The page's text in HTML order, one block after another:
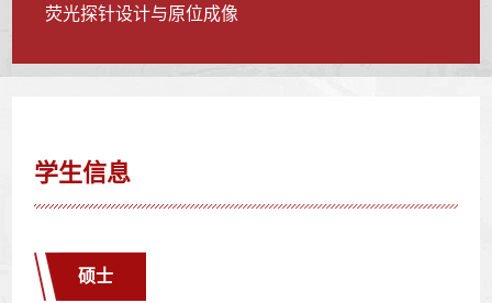
荧光探针设计与原位成像
学生信息
硕士